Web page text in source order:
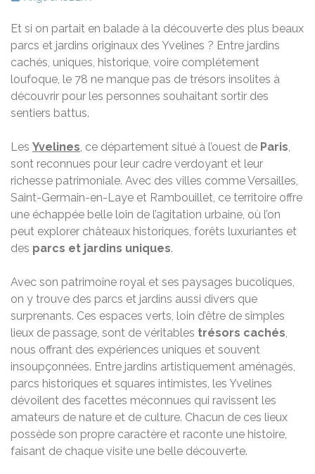
Et si on partait en balade à la découverte des plus beaux
parcs et jardins originaux des Yvelines ? Entre jardins
cachés, uniques, historique, voire complétement
loufoque, le 78 ne manque pas de trésors insolites à
découvrir pour les personnes souhaitant sortir des
sentiers battus.
Les Yvelines, ce département situé à l’ouest de Paris,
sont reconnues pour leur cadre verdoyant et leur
richesse patrimoniale. Avec des villes comme Versailles,
Saint-Germain-en-Laye et Rambouillet, ce territoire offre
une échappée belle loin de l’agitation urbaine, où l’on
peut explorer châteaux historiques, forêts luxuriantes et
des parcs et jardins uniques.
Avec son patrimoine royal et ses paysages bucoliques,
on y trouve des parcs et jardins aussi divers que
surprenants. Ces espaces verts, loin d’être de simples
lieux de passage, sont de véritables trésors cachés,
nous offrant des expériences uniques et souvent
insoupçonnées. Entre jardins artistiquement aménagés,
parcs historiques et squares intimistes, les Yvelines
dévoilent des facettes méconnues qui ravissent les
amateurs de nature et de culture. Chacun de ces lieux
possède son propre caractère et raconte une histoire,
faisant de chaque visite une belle découverte.